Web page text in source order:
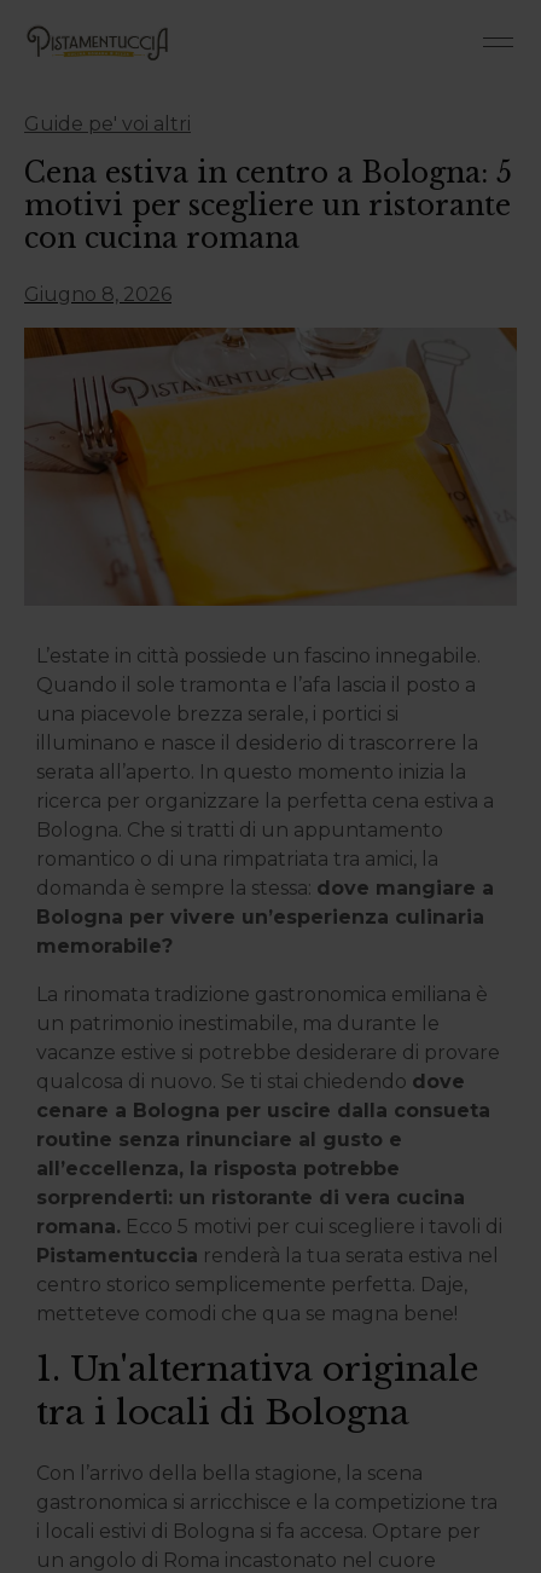
Guide pe' voi altri
Cena estiva in centro a Bologna: 5
motivi per scegliere un ristorante
con cucina romana
Giugno 8, 2026
L’estate in città possiede un fascino innegabile.
Quando il sole tramonta e l’afa lascia il posto a
una piacevole brezza serale, i portici si
illuminano e nasce il desiderio di trascorrere la
serata all’aperto. In questo momento inizia la
ricerca per organizzare la perfetta cena estiva a
Bologna. Che si tratti di un appuntamento
romantico o di una rimpatriata tra amici, la
domanda è sempre la stessa: dove mangiare a
Bologna per vivere un’esperienza culinaria
memorabile?
La rinomata tradizione gastronomica emiliana è
un patrimonio inestimabile, ma durante le
vacanze estive si potrebbe desiderare di provare
qualcosa di nuovo. Se ti stai chiedendo dove
cenare a Bologna per uscire dalla consueta
routine senza rinunciare al gusto e
all’eccellenza, la risposta potrebbe
sorprenderti: un ristorante di vera cucina
romana. Ecco 5 motivi per cui scegliere i tavoli di
Pistamentuccia renderà la tua serata estiva nel
centro storico semplicemente perfetta. Daje,
metteteve comodi che qua se magna bene!
1. Un'alternativa originale
tra i locali di Bologna
Con l’arrivo della bella stagione, la scena
gastronomica si arricchisce e la competizione tra
i locali estivi di Bologna si fa accesa. Optare per
un angolo di Roma incastonato nel cuore